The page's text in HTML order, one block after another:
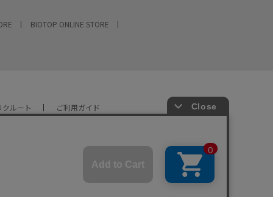
BIOTOP ONLINE STORE
クルート ご利用ガイド